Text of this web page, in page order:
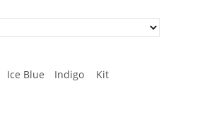
Ice Blue Indigo
Kit